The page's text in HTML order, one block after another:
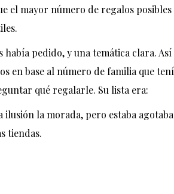
el mayor número de regalos posibles
había pedido, y una temática clara. Así
en base al número de familia que
qué regalarle. Su lista era:
ilusión la morada, pero estaba
tiendas.